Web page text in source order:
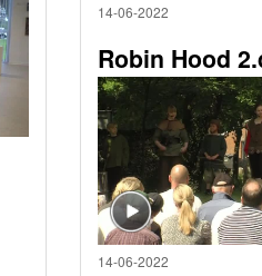
14-06-2022
Robin Hood
14-06-2022